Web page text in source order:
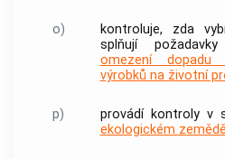
o)
kontroluje, zda
splňují
omezení dopadu
výrobků na životní
p) provádí kontroly v
ekologickém